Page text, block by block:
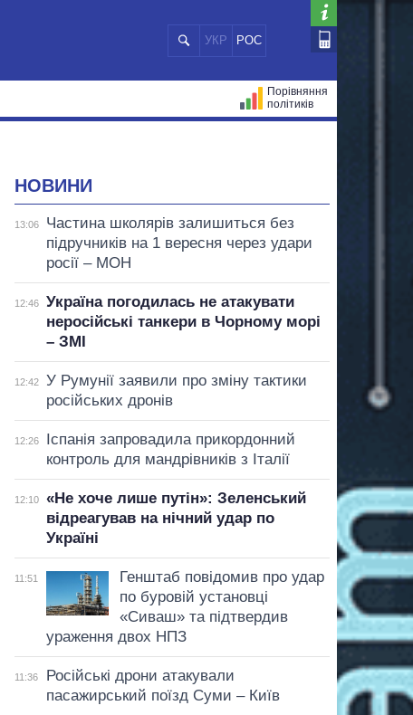
УКР РОС
Порівняння
політиків
НОВИНИ
13:06
Частина школярів залишиться без
підручників на 1 вересня через удари
росії – МОН
12:46
Україна погодилась не атакувати
неросійські танкери в Чорному морі
– ЗМІ
12:42
У Румунії заявили про зміну тактики
російських дронів
12:26
Іспанія запровадила прикордонний
контроль для мандрівників з Італії
12:10
«Не хоче лише путін»: Зеленський
відреагував на нічний удар по
Україні
11:51
Генштаб повідомив про удар
по буровій установці
«Сиваш» та підтвердив
ураження двох НПЗ
11:36
Російські дрони атакували
пасажирський поїзд Суми – Київ